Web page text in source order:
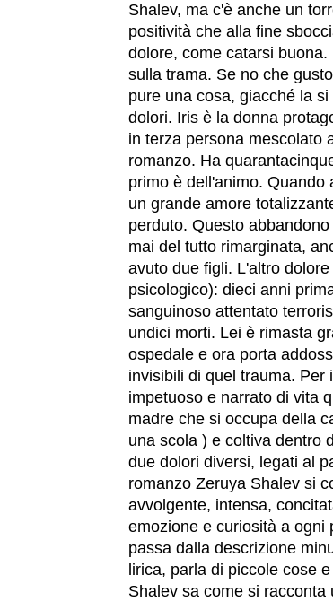
Shalev, ma c'è anche un
positività che alla fine
dolore, come catarsi
sulla trama. Se no che
pure una cosa, giacché la
dolori. Iris è la donna
in terza persona mescolato
romanzo. Ha
primo è dell'animo.
un grande amore
perduto. Questo
mai del tutto rimarginata,
avuto due figli. L'altro
psicologico): dieci anni
sanguinoso attentato
undici morti. Lei è rimasta
ospedale e ora porta
invisibili di quel trauma. Per
impetuoso e narrato di vita
madre che si occupa della
una scola ) e coltiva dentro
due dolori diversi, legati al
romanzo Zeruya Shalev si
avvolgente, intensa,
emozione e curiosità a ogni
passa dalla descrizione
lirica, parla di piccole cose
Shalev sa come si